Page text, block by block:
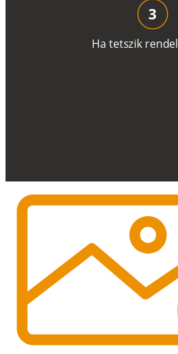
Ha tetszik rendel
3